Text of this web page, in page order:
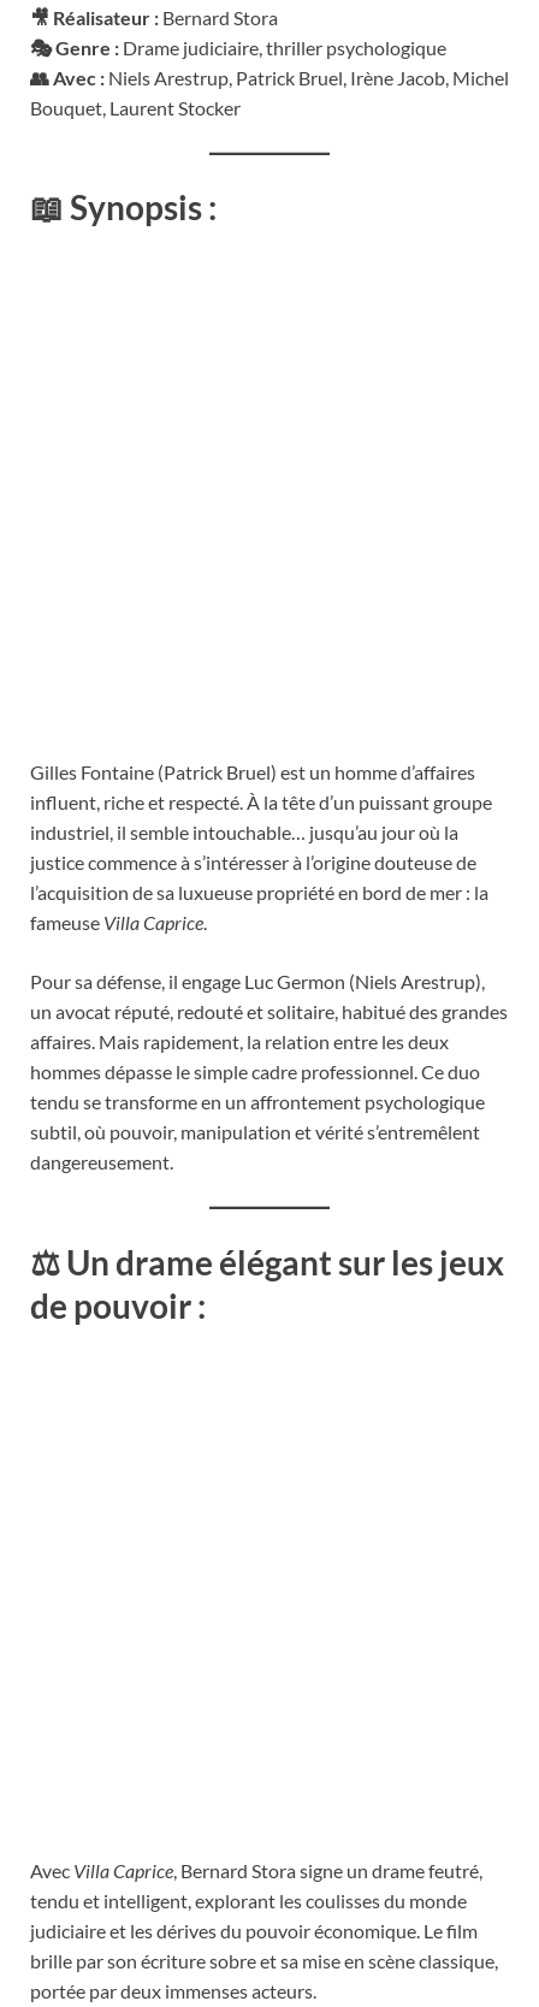
🎥 Réalisateur : Bernard Stora
🎭 Genre : Drame judiciaire, thriller psychologique
👥 Avec : Niels Arestrup, Patrick Bruel, Irène Jacob, Michel
Bouquet, Laurent Stocker
📖 Synopsis :
Gilles Fontaine (Patrick Bruel) est un homme d’affaires
influent, riche et respecté. À la tête d’un puissant groupe
industriel, il semble intouchable… jusqu’au jour où la
justice commence à s’intéresser à l’origine douteuse de
l’acquisition de sa luxueuse propriété en bord de mer : la
fameuse Villa Caprice.
Pour sa défense, il engage Luc Germon (Niels Arestrup),
un avocat réputé, redouté et solitaire, habitué des grandes
affaires. Mais rapidement, la relation entre les deux
hommes dépasse le simple cadre professionnel. Ce duo
tendu se transforme en un affrontement psychologique
subtil, où pouvoir, manipulation et vérité s’entremêlent
dangereusement.
⚖️Un drame élégant sur les jeux
de pouvoir :
Avec Villa Caprice , Bernard Stora signe un drame feutré,
tendu et intelligent, explorant les coulisses du monde
judiciaire et les dérives du pouvoir économique. Le film
brille par son écriture sobre et sa mise en scène classique,
portée par deux immenses acteurs.